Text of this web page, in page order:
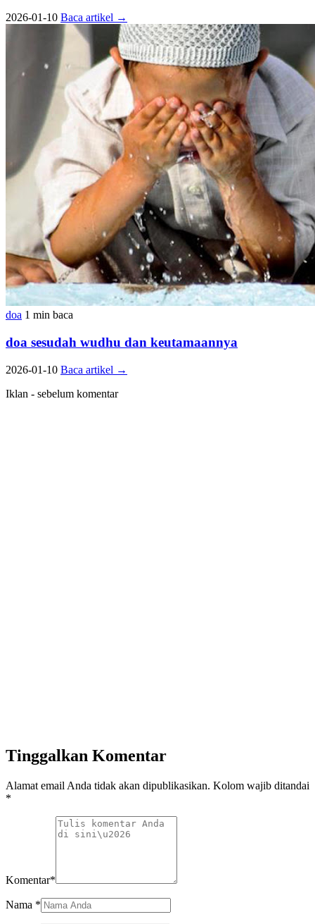
2026-01-10 Baca artikel →
doa 1 min baca
doa sesudah wudhu dan keutamaannya
2026-01-10 Baca artikel →
Iklan - sebelum komentar
Tinggalkan Komentar
Alamat email Anda tidak akan dipublikasikan. Kolom wajib ditandai
*
Komentar*
Nama *